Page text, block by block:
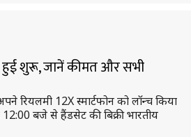
हुई शुरू, जानें कीमत और सभी
रियलमी 12X स्मार्टफोन को लॉन्च किया
बजे से हैंडसेट की बिक्री भारतीय